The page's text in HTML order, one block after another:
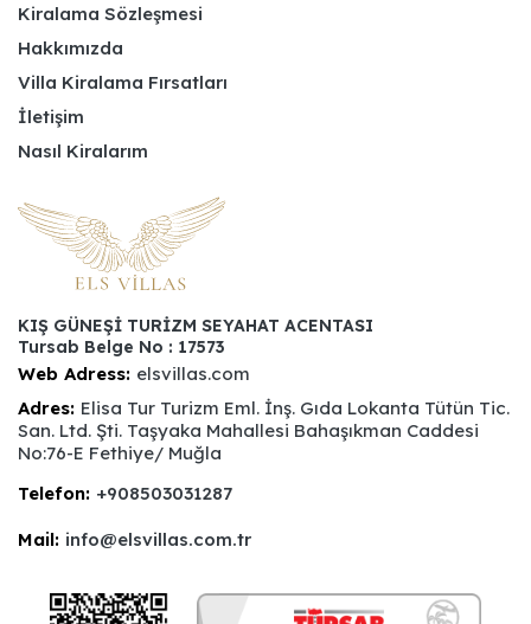
Kiralama Sözleşmesi
Hakkımızda
Villa Kiralama Fırsatları
İletişim
Nasıl Kiralarım
KIŞ GÜNEŞİ TURİZM SEYAHAT ACENTASI
Tursab Belge No : 17573
Web Adress: elsvillas.com
Adres: Elisa Tur Turizm Eml. İnş. Gıda Lokanta Tütün Tic.
San. Ltd. Şti. Taşyaka Mahallesi Bahaşıkman Caddesi
No:76-E Fethiye/ Muğla
Telefon: +908503031287
Mail: info@elsvillas.com.tr